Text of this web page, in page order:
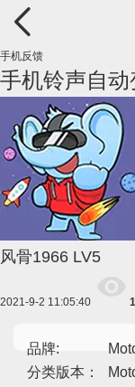
手机反馈
手机铃声自动
风骨1966 LV5
2021-9-2 11:05:40
品牌:
分类版本：